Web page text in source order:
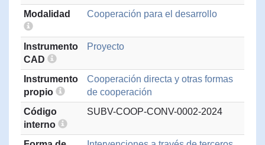
Modalidad
Cooperación para el desarrollo
Instrumento
CAD
Proyecto
Instrumento
propio
Cooperación directa y otras formas
de cooperación
Código
interno
SUBV-COOP-CONV-0002-2024